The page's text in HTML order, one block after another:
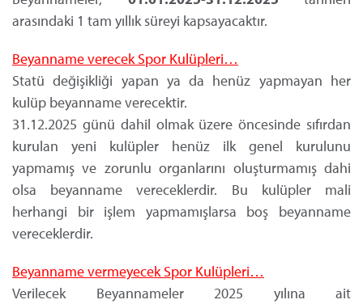
arasındaki 1 tam yıllık süreyi kapsayacaktır.
Beyanname verecek Spor Kulüpleri…
Statü değişikliği yapan ya da henüz yapmayan her
kulüp beyanname verecektir.
31.12.2025 günü dahil olmak üzere öncesinde sıfırdan
kurulan yeni kulüpler henüz ilk genel kurulunu
yapmamış ve zorunlu organlarını oluşturmamış dahi
olsa beyanname vereceklerdir. Bu kulüpler mali
herhangi bir işlem yapmamışlarsa boş beyanname
vereceklerdir.
Beyanname vermeyecek Spor Kulüpleri…
Verilecek Beyannameler 2025 yılına ait